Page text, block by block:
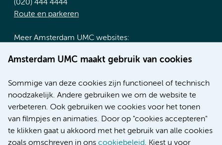
Amsterdam UMC maakt gebruik van cookies
Sommige van deze cookies zijn functioneel of technisch
noodzakelijk. Andere gebruiken we om de website te
verbeteren. Ook gebruiken we cookies voor het tonen
van filmpjes en animaties. Door op "cookies accepteren"
te klikken gaat u akkoord met het gebruik van alle cookies
zoals omschreven in ons cookiebeleid. Kiest u voor
(020) 444 4444
Route en parkeren
Meer Amsterdam UMC websites:
Werken bij Amsterdam UMC
Nieuws
Research
Educatie locatie AMC
Educatie locatie VUmc